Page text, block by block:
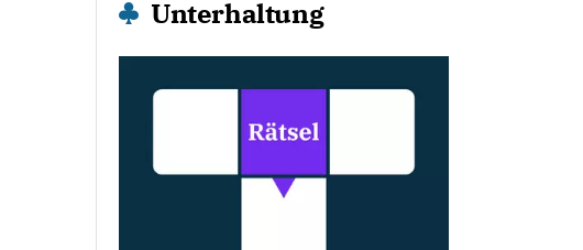
Unterhaltung